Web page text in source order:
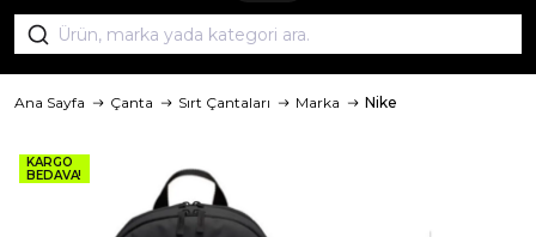
Ana Sayfa Çanta Sırt Çantaları Marka Nike
KARGO
BEDAVA!